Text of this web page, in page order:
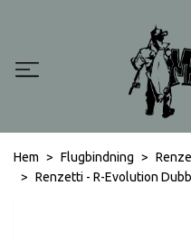
Hem Flugbindning
Renzetti - R-Evolution